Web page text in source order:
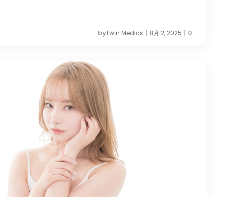
byTwin Medics | 8月 2, 2025 | 0